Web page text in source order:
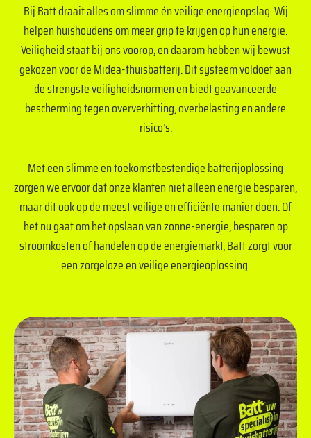
Bij Batt draait alles om slimme én veilige energieopslag. Wij
helpen huishoudens om meer grip te krijgen op hun energie.
Veiligheid staat bij ons voorop, en daarom hebben wij bewust
gekozen voor de Midea-thuisbatterij. Dit systeem voldoet aan
de strengste veiligheidsnormen en biedt geavanceerde
bescherming tegen oververhitting, overbelasting en andere
risico’s.
Met een slimme en toekomstbestendige batterijoplossing
zorgen we ervoor dat onze klanten niet alleen energie besparen,
maar dit ook op de meest veilige en efficiënte manier doen. Of
het nu gaat om het opslaan van zonne-energie, besparen op
stroomkosten of handelen op de energiemarkt, Batt zorgt voor
een zorgeloze en veilige energieoplossing.